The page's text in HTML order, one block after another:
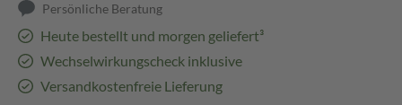
Persönliche Beratung
Heute bestellt und morgen geliefert³
Wechselwirkungscheck inklusive
Versandkostenfreie Lieferung